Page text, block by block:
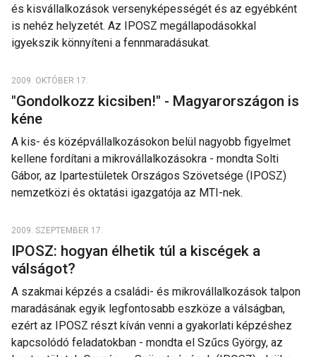
és kisvállalkozások versenyképességét és az egyébként
is nehéz helyzetét. Az IPOSZ megállapodásokkal
igyekszik könnyíteni a fennmaradásukat.
2009. OKTÓBER 17.
"Gondolkozz kicsiben!" - Magyarországon is
kéne
A kis- és középvállalkozásokon belül nagyobb figyelmet
kellene fordítani a mikrovállalkozásokra - mondta Solti
Gábor, az Ipartestületek Országos Szövetsége (IPOSZ)
nemzetközi és oktatási igazgatója az MTI-nek.
2009. SZEPTEMBER 17.
IPOSZ: hogyan élhetik túl a kiscégek a
válságot?
A szakmai képzés a családi- és mikrovállalkozások talpon
maradásának egyik legfontosabb eszköze a válságban,
ezért az IPOSZ részt kíván venni a gyakorlati képzéshez
kapcsolódó feladatokban - mondta el Szűcs György, az